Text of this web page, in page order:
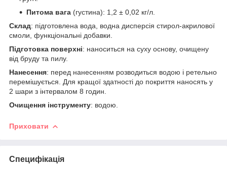
Питома вага (густина): 1,2 ± 0,02 кг/л.
Склад: підготовлена вода, водна дисперсія стирол-акрилової
смоли, функціональні добавки.
Підготовка поверхні: наноситься на суху основу, очищену
від бруду та пилу.
Нанесення: перед нанесенням розводиться водою і ретельно
перемішується. Для кращої здатності до покриття наносять у
2 шари з інтервалом 8 годин.
Очищення інструменту: водою.
Приховати
Специфікація